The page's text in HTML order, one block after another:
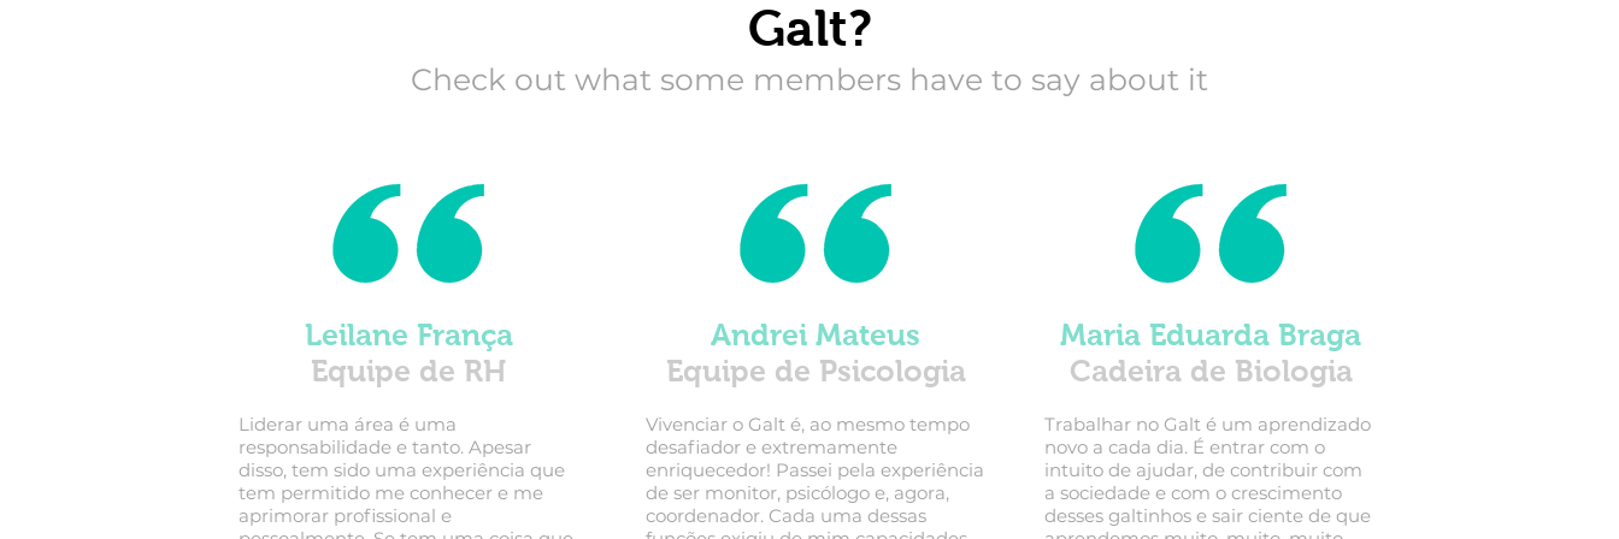
Galt?
Check out what some members have to say about it
Leilane França
Equipe de RH
Liderar uma área é uma
responsabilidade e tanto. Apesar
disso, tem sido uma experiência que
tem permitido me conhecer e me
aprimorar profissional e
Andrei Mateus
Equipe de Psicologia
Vivenciar o Galt é, ao mesmo tempo
desafiador e extremamente
enriquecedor! Passei pela experiência
de ser monitor, psicólogo e, agora,
coordenador. Cada uma dessas
Maria Eduarda Braga
Cadeira de Biologia
Trabalhar no Galt é um aprendizado
novo a cada dia. É entrar com o
intuito de ajudar, de contribuir com
a sociedade e com o crescimento
desses galtinhos e sair ciente de que